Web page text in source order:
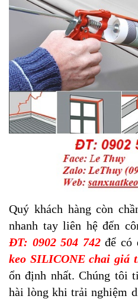
Quý khách hàng còn
nhanh tay liên hệ đến
ĐT: 0902 504 742để có
keo SILICONE chai giá
ổn định nhất. Chúng tôi
hài lòng khi trải nghiệm